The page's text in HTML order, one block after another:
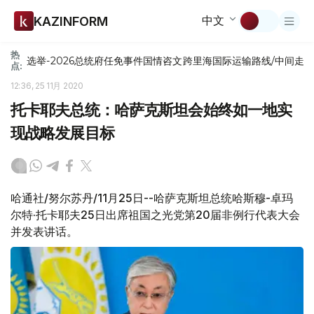
KAZINFORM 中文
热
点: 选举-2026总统府任免事件国情咨文跨里海国际运输路线/中间走廊
12:36, 25 11月 2020
托卡耶夫总统：哈萨克斯坦会始终如一地实
现战略发展目标
哈通社/努尔苏丹/11月25日--哈萨克斯坦总统哈斯穆-卓玛
尔特·托卡耶夫25日出席祖国之光党第20届非例行代表大会
并发表讲话。